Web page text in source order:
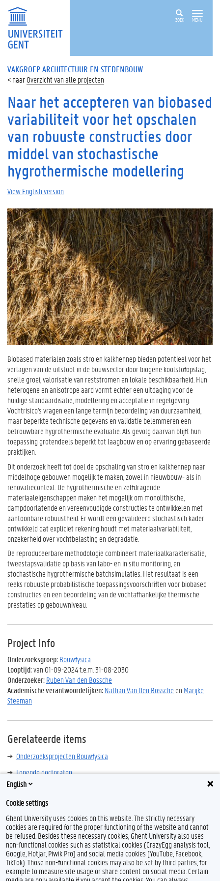
ZOEK MENU
VAKGROEP ARCHITECTUUR EN STEDENBOUW
Overzicht van alle projecten
Naar het accepteren van biobased
variabiliteit voor het opschalen
van robuuste constructies door
middel van stochastische
hygrothermische modellering
View English version
Biobased materialen zoals stro en kalkhennep bieden potentieel voor het
verlagen van de uitstoot in de bouwsector door biogene koolstofopslag,
snelle groei, valorisatie van reststromen en lokale beschikbaarheid. Hun
heterogene en anisotrope aard vormt echter een uitdaging voor de
huidige standaardisatie, modellering en acceptatie in regelgeving.
Vochtrisico's vragen een lange termijn beoordeling van duurzaamheid,
maar beperkte technische gegevens en validatie belemmeren een
betrouwbare hygrothermische evaluatie. Als gevolg daarvan blijft hun
toepassing grotendeels beperkt tot laagbouw en op ervaring gebaseerde
praktijken.
Dit onderzoek heeft tot doel de opschaling van stro en kalkhennep naar
middelhoge gebouwen mogelijk te maken, zowel in nieuwbouw- als in
renovatiecontext. De hygrothermische en zelfdragende
materiaaleigenschappen maken het mogelijk om monolithische,
dampdoorlatende en vereenvoudigde constructies te ontwikkelen met
aantoonbare robuustheid. Er wordt een gevalideerd stochastisch kader
ontwikkeld dat expliciet rekening houdt met materiaalvariabiliteit,
onzekerheid over vochtbelasting en degradatie.
De reproduceerbare methodologie combineert materiaalkarakterisatie,
tweestapsvalidatie op basis van labo- en in situ monitoring, en
stochastische hygrothermische batchsimulaties. Het resultaat is een
reeks robuuste probabilistische toepassingsvoorschriften voor biobased
constructies en een beoordeling van de vochtafhankelijke thermische
prestaties op gebouwniveau.
Project Info
Onderzoeksgroep:Bouwfysica
Looptijd:van 01-09-2024 t.e.m. 31-08-2030
Onderzoeker:Ruben Van den Bossche
Academische verantwoordelijken:Nathan Van Den Bossche en Marijke
Steeman
Gerelateerde items
Onderzoeksprojecten Bouwfysica
Lopende doctoraten
L
i
n
Feedback
English
Cookie settings
Ghent University uses cookies on this website. The strictly necessary
cookies are required for the proper functioning of the website and cannot
be refused. Besides these necessary cookies, Ghent University also uses
non-functional cookies such as statistical cookies (CrazyEgg analysis tool,
Google, Hotjar, Piwik Pro) and social media cookies (YouTube, Facebook,
TikTok). Those non-functional cookies may also be set by third parties, for
example to measure site usage or share content on social media. Certain